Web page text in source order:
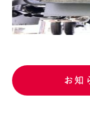
お知